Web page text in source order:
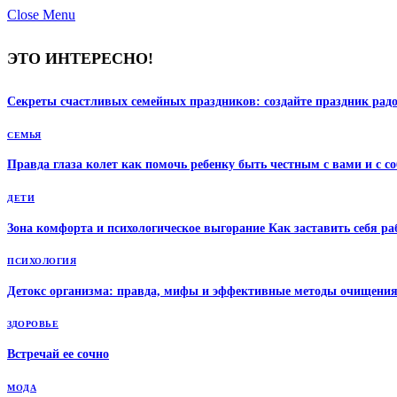
Close Menu
ЭТО ИНТЕРЕСНО!
Секреты счастливых семейных праздников: создайте праздник
СЕМЬЯ
Правда глаза колет как помочь ребенку быть честным с вами и с
ДЕТИ
Зона комфорта и психологическое выгорание Как заставить себя
ПСИХОЛОГИЯ
Детокс организма: правда, мифы и эффективные методы очищения
ЗДОРОВЬЕ
Встречай ее сочно
МОДА